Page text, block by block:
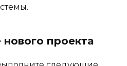
проекта